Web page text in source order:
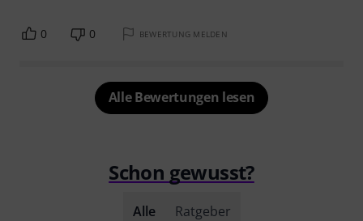
0 0 BEWERTUNG MELDEN
Alle Bewertungen lesen
Schon gewusst?
Alle Ratgeber